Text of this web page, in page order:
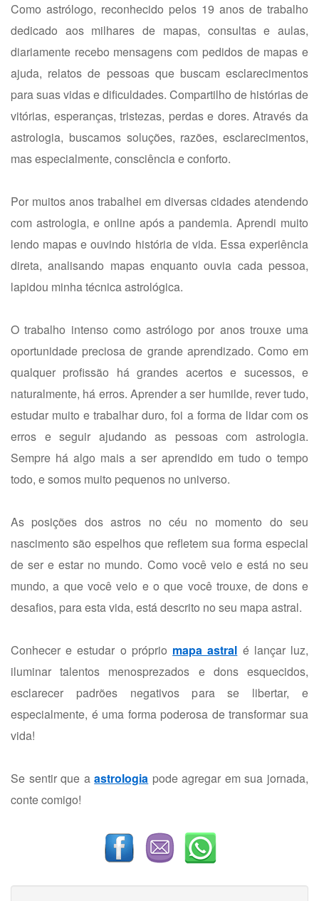
Como astrólogo, reconhecido pelos 19 anos de trabalho
dedicado aos milhares de mapas, consultas e aulas,
diariamente recebo mensagens com pedidos de mapas e
ajuda, relatos de pessoas que buscam esclarecimentos
para suas vidas e dificuldades. Compartilho de histórias de
vitórias, esperanças, tristezas, perdas e dores. Através da
astrologia, buscamos soluções, razões, esclarecimentos,
mas especialmente, consciência e conforto.
Por muitos anos trabalhei em diversas cidades atendendo
com astrologia, e online após a pandemia. Aprendi muito
lendo mapas e ouvindo história de vida. Essa experiência
direta, analisando mapas enquanto ouvia cada pessoa,
lapidou minha técnica astrológica.
O trabalho intenso como astrólogo por anos trouxe uma
oportunidade preciosa de grande aprendizado. Como em
qualquer profissão há grandes acertos e sucessos, e
naturalmente, há erros. Aprender a ser humilde, rever tudo,
estudar muito e trabalhar duro, foi a forma de lidar com os
erros e seguir ajudando as pessoas com astrologia.
Sempre há algo mais a ser aprendido em tudo o tempo
todo, e somos muito pequenos no universo.
As posições dos astros no céu no momento do seu
nascimento são espelhos que refletem sua forma especial
de ser e estar no mundo. Como você veio e está no seu
mundo, a que você veio e o que você trouxe, de dons e
desafios, para esta vida, está descrito no seu mapa astral.
Conhecer e estudar o próprio mapa astral é lançar luz,
iluminar talentos menosprezados e dons esquecidos,
esclarecer padrões negativos para se libertar, e
especialmente, é uma forma poderosa de transformar sua
vida!
Se sentir que aastrologia pode agregar em sua jornada,
conte comigo!